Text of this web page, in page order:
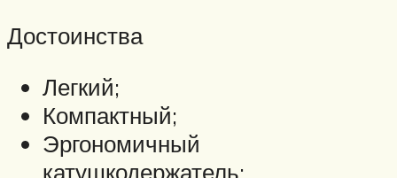
Достоинства
Легкий;
Компактный;
Эргономичный
катушкодержатель;